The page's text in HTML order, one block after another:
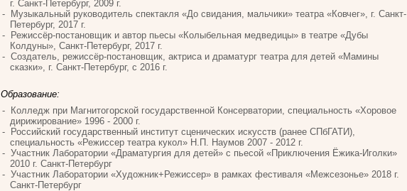
г. Санкт-Петербург, 2009 г.
Музыкальный руководитель спектакля «До свидания, мальчики» театра «Ковчег», г. Санкт-
Петербург, 2017 г.
Режиссёр-постановщик и автор пьесы «Колыбельная медведицы» в театре «Дубы
Колдуны», Санкт-Петербург, 2017 г.
Создатель, режиссёр-постановщик, актриса и драматург театра для детей «Мамины
сказки», г. Санкт-Петербург, с 2016 г.
Образование:
Колледж при Магнитогорской государственной Консерватории, специальность «Хоровое
дирижирование» 1996 - 2000 г.
Российский государственный институт сценических искусств (ранее СПбГАТИ),
специальность «Режиссер театра кукол» Н.П. Наумов 2007 - 2012 г.
Участник Лаборатории «Драматургия для детей» с пьесой «Приключения Ёжика-Иголки»
2010 г. Санкт-Петербург
Участник Лаборатории «Художник+Режиссер» в рамках фестиваля «Межсезонье» 2018 г.
Санкт-Петербург